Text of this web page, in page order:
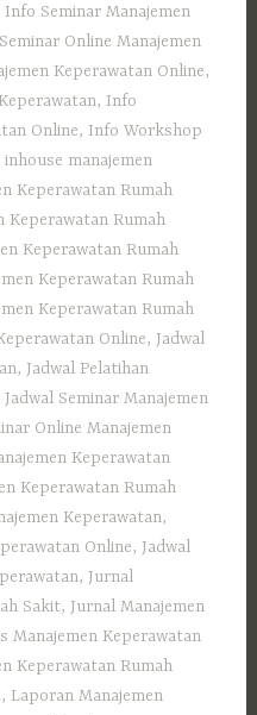
Info Seminar Manajemen
Online Manajemen
Keperawatan Online,
, Info
Online, Info Workshop
inhouse manajemen
Keperawatan Rumah
Keperawatan Rumah
Keperawatan Rumah
Keperawatan Rumah
Keperawatan Rumah
Online, Jadwal
, Jadwal Pelatihan
Jadwal Seminar Manajemen
Online Manajemen
Keperawatan
Keperawatan Rumah
Keperawatan,
Online, Jadwal
, Jurnal
Sakit, Jurnal Manajemen
Manajemen Keperawatan
Keperawatan Rumah
, Laporan Manajemen